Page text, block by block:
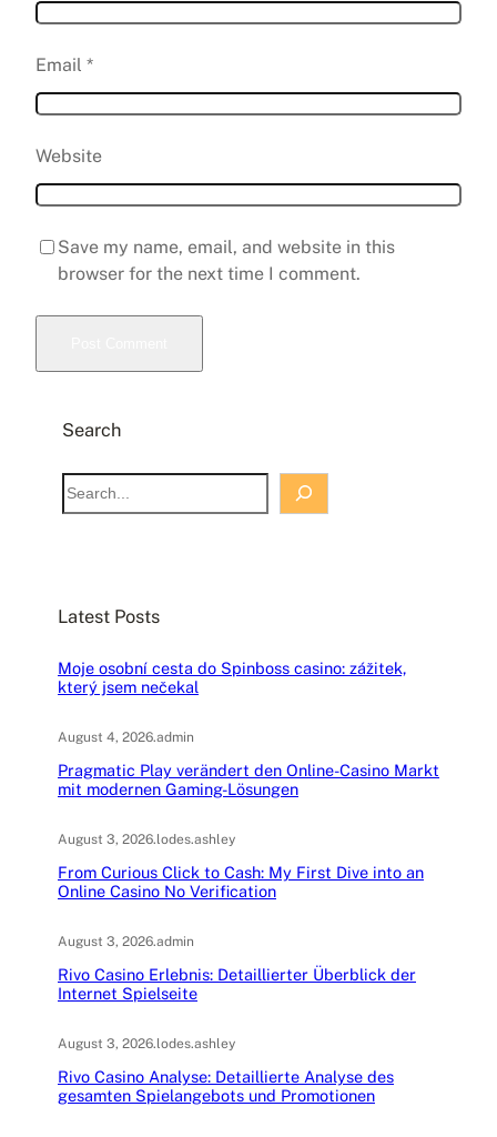
Email *
Website
Save my name, email, and website in this
browser for the next time I comment.
Search
S
e
h
Latest Posts
Moje osobní cesta do Spinboss casino: zážitek,
který jsem nečekal
August 4, 2026.admin
Pragmatic Play verändert den Online-Casino Markt
mit modernen Gaming-Lösungen
August 3, 2026.lodes.ashley
From Curious Click to Cash: My First Dive into an
Online Casino No Verification
August 3, 2026.admin
Rivo Casino Erlebnis: Detaillierter Überblick der
Internet Spielseite
August 3, 2026.lodes.ashley
Rivo Casino Analyse: Detaillierte Analyse des
gesamten Spielangebots und Promotionen